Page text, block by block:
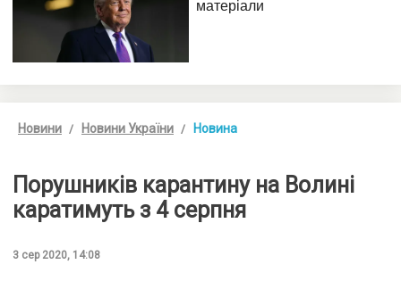
Новини Новини України Новина
Порушників карантину на Волині
каратимуть з 4 серпня
3 сер 2020, 14:08